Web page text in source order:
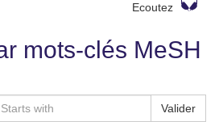
Ecoutez
mots-clés MeSH
Valider